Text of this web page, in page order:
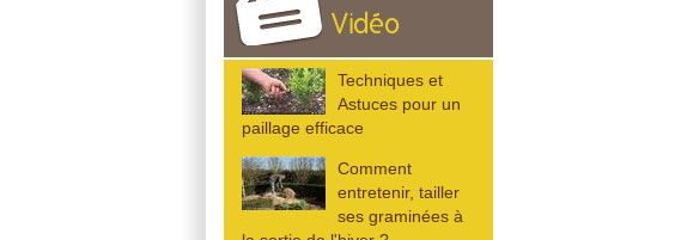
Vidéo
Techniques et
Astuces pour un
paillage efficace
Comment
entretenir, tailler
ses graminées à